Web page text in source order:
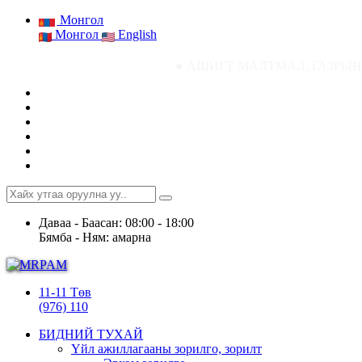
Монгол
Монгол
English
Даваа - Баасан: 08:00 - 18:00
Бямба - Ням: амарна
11-11 Төв
(976) 110
БИДНИЙ ТУХАЙ
Үйл ажиллагааны зорилго, зорилт